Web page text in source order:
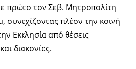
πρώτο τον Σεβ. Μητροπολίτη
συνεχίζοντας πλέον την κοινή
Εκκλησία από θέσεις
διακονίας.